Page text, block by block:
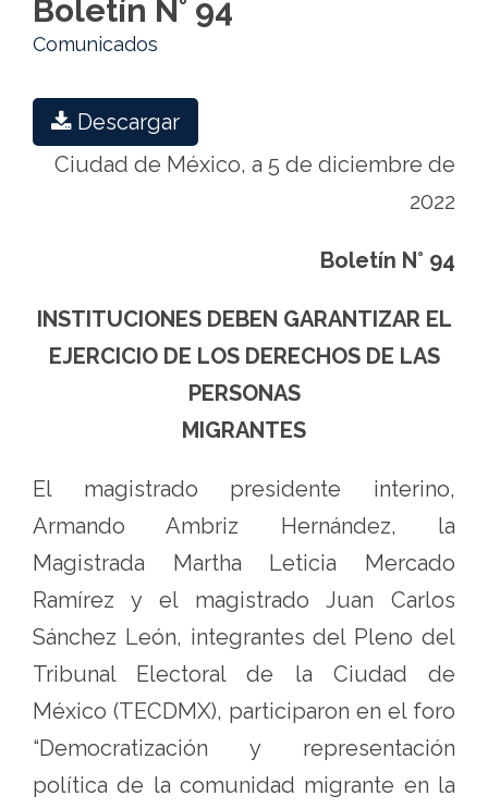
Boletín N° 94
Comunicados
Descargar
Ciudad de México, a 5 de diciembre de
2022
Boletín N° 94
INSTITUCIONES DEBEN GARANTIZAR EL
EJERCICIO DE LOS DERECHOS DE LAS
PERSONAS
MIGRANTES
El magistrado presidente interino,
Armando Ambriz Hernández, la
Magistrada Martha Leticia Mercado
Ramírez y el magistrado Juan Carlos
Sánchez León, integrantes del Pleno del
Tribunal Electoral de la Ciudad de
México (TECDMX), participaron en el foro
“Democratización y representación
política de la comunidad migrante en la